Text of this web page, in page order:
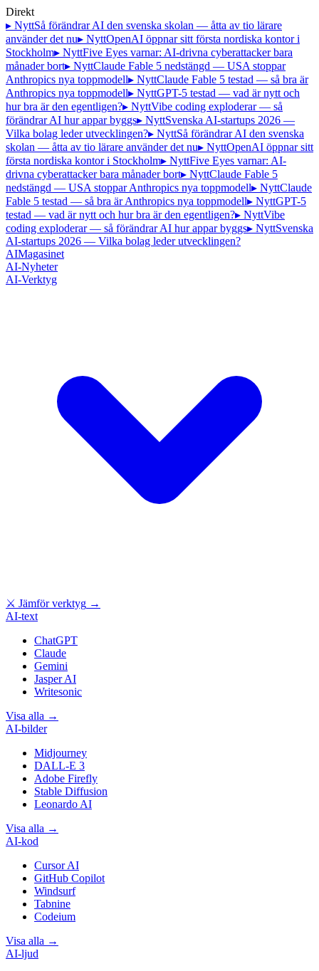
Direkt
▸ NyttSå förändrar AI den svenska skolan — åtta av tio lärare
använder det nu▸ NyttOpenAI öppnar sitt första nordiska kontor i
Stockholm▸ NyttFive Eyes varnar: AI-drivna cyberattacker bara
månader bort▸ NyttClaude Fable 5 nedstängd — USA stoppar
Anthropics nya toppmodell▸ NyttClaude Fable 5 testad — så bra är
Anthropics nya toppmodell▸ NyttGPT-5 testad — vad är nytt och
hur bra är den egentligen?▸ NyttVibe coding exploderar — så
förändrar AI hur appar byggs▸ NyttSvenska AI-startups 2026 —
Vilka bolag leder utvecklingen?▸ NyttSå förändrar AI den svenska
skolan — åtta av tio lärare använder det nu▸ NyttOpenAI öppnar sitt
första nordiska kontor i Stockholm▸ NyttFive Eyes varnar: AI-
drivna cyberattacker bara månader bort▸ NyttClaude Fable 5
nedstängd — USA stoppar Anthropics nya toppmodell▸ NyttClaude
Fable 5 testad — så bra är Anthropics nya toppmodell▸ NyttGPT-5
testad — vad är nytt och hur bra är den egentligen?▸ NyttVibe
coding exploderar — så förändrar AI hur appar byggs▸ NyttSvenska
AI-startups 2026 — Vilka bolag leder utvecklingen?
AIMagasinet
AI-Nyheter
AI-Verktyg
⚔ Jämför verktyg →
AI-text
ChatGPT
Claude
Gemini
Jasper AI
Writesonic
Visa alla →
AI-bilder
Midjourney
DALL-E 3
Adobe Firefly
Stable Diffusion
Leonardo AI
Visa alla →
AI-kod
Cursor AI
GitHub Copilot
Windsurf
Tabnine
Codeium
Visa alla →
AI-ljud